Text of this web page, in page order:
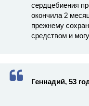
сердцебиения
окончила 2
прежнему
средством и
Геннадий, 53